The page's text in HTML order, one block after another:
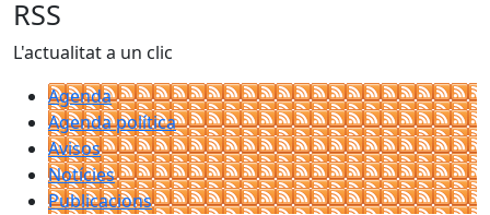
RSS
L'actualitat a un clic
Agenda
Agenda política
Avisos
Notícies
Publicacions